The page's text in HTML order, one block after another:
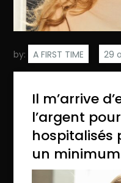
by: A FIRST TIME
Il m’arrive
l’argent
hospitalisés
un